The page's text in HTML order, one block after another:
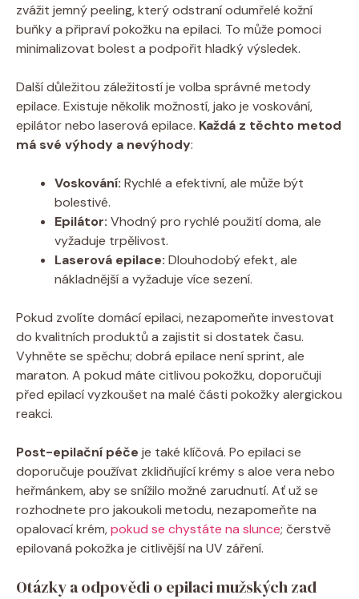
zvážit jemný peeling, který odstraní odumřelé kožní
buňky a připraví pokožku na epilaci. To může pomoci
minimalizovat bolest a podpořit hladký výsledek.
Další důležitou záležitostí je volba správné metody
epilace. Existuje několik možností, jako je voskování,
epilátor nebo laserová epilace. Každá z těchto metod
má své výhody a nevýhody:
Voskování: Rychlé a efektivní, ale může být
bolestivé.
Epilátor: Vhodný pro rychlé použití doma, ale
vyžaduje trpělivost.
Laserová epilace: Dlouhodobý efekt, ale
nákladnější a vyžaduje více sezení.
Pokud zvolíte domácí epilaci, nezapomeňte investovat
do kvalitních produktů a zajistit si dostatek času.
Vyhněte se spěchu; dobrá epilace není sprint, ale
maraton. A pokud máte citlivou pokožku, doporučuji
před epilací vyzkoušet na malé části pokožky alergickou
reakci.
Post-epilační péče je také klíčová. Po epilaci se
doporučuje používat zklidňující krémy s aloe vera nebo
heřmánkem, aby se snížilo možné zarudnutí. Ať už se
rozhodnete pro jakoukoli metodu, nezapomeňte na
opalovací krém,pokud se chystáte na slunce; čerstvě
epilovaná pokožka je citlivější na UV záření.
Otázky a odpovědi o epilaci mužských zad